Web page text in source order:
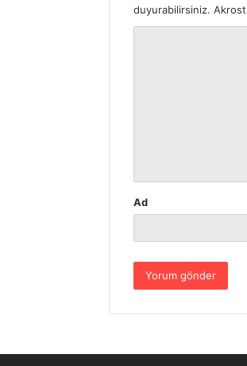
duyurabilirsiniz.
Ad